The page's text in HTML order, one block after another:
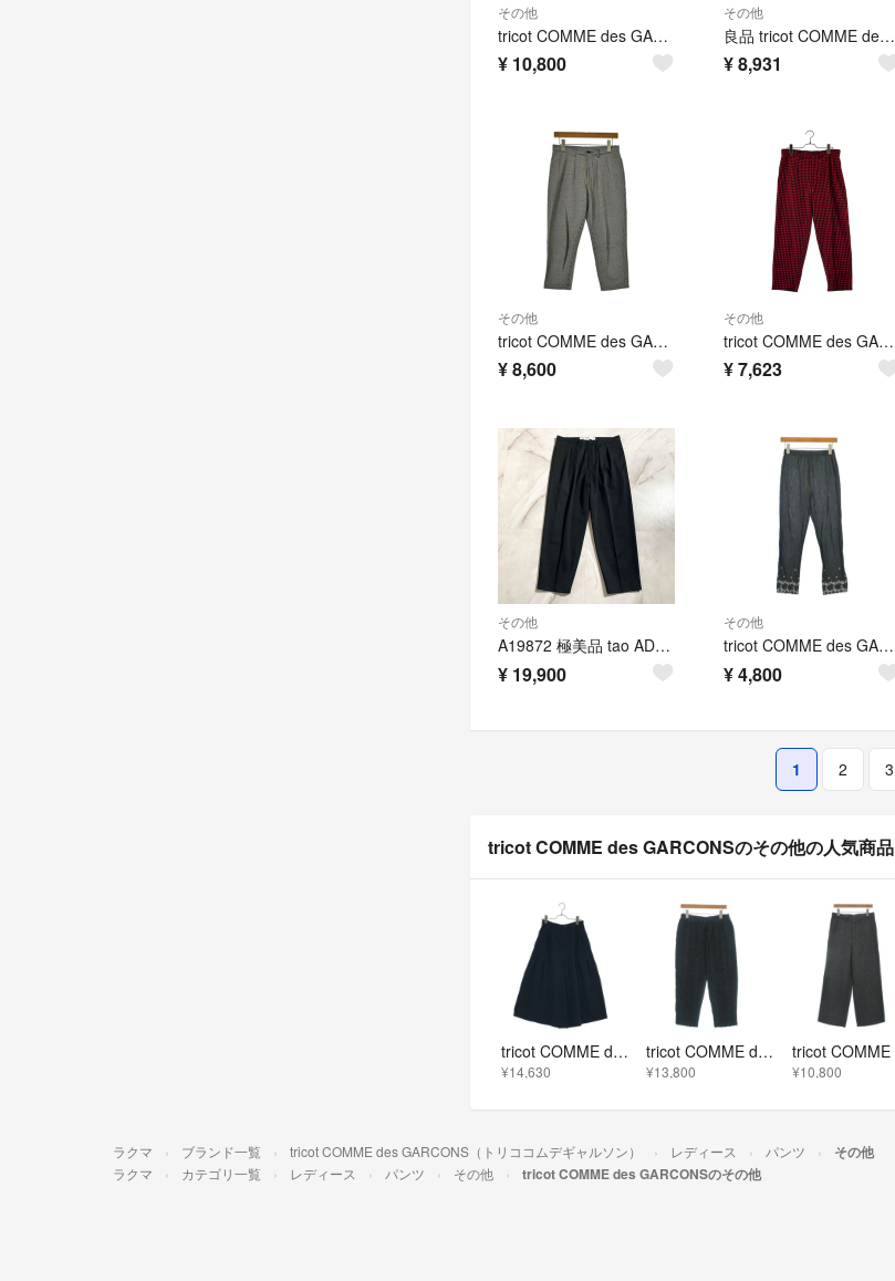
その他
tricot COMME des GARCONS パンツ（その他） M 紫 【古着】【中古】【送料無料】
¥ 10,800
その他
良品 tricot COMME des GARCONS トリココムデギャルソン ウールテーパードパンツ TC-P100 サイズS ネイビー レディース 古着 中古 USED
¥8,931
その他
tricot COMME des GARCONS パンツ（その他） S 黒 【古着】【中古】【送料無料】
¥8,600
その他
tricot COMME des GARCONS / トリココムデギャルソン | 2013AW | チェック タックパンツ | M | レッド | レディース
¥7,623
その他
A19872 極美品 tao AD2023 定番ウールギャバ後染パンツ 黒S
¥ 19,900
その他
tricot COMME des GARCONS パンツ（その他） XS 黒 【古着】【中古】【送料無料】
¥4,800
1 2 3
tricot COMME des GARCONSのその他の人気商品
tricot COMME des GARCONS / トリココムデギャルソン | 2009AW | ウール 2タック ワイドパンツ | S | ネイビー | レディース
¥14,630
tricot COMME des GARCONS パンツ（その他） M 黒 【古着】【中古】【送料無料】
¥13,800 ¥10,800
ラクマ ブランド一覧 tricot COMME des GARCONS（トリココムデギャルソン） レディース パンツ その他
ラクマ カテゴリ一覧 レディース パンツ その他 tricot COMME des GARCONSのその他